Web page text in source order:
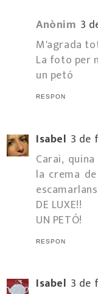
Anònim 3
M'agrada
La foto per
un petó
RESPON
Isabel 3 de
Carai,
la crema
DE LUXE!!
UN PETÓ!
RESPON
Isabel 3 de